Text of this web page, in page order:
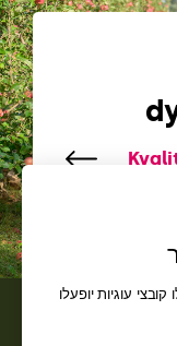
עוגיות יופעלו